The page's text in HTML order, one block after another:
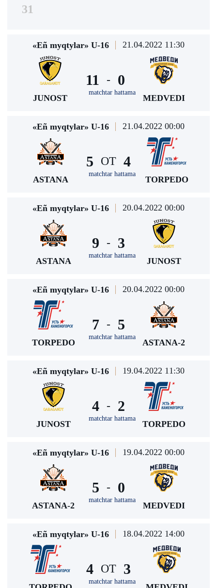
31
«Eñ myqtylar» U-16 21.04.2022 11:30
JUNOST
11 -
matchtar hattama
0
MEDVEDI
«Eñ myqtylar» U-16 21.04.2022 00:00
ASTANA
5 ОТ
matchtar hattama
4
TORPEDO
«Eñ myqtylar» U-16 20.04.2022 00:00
ASTANA
9 -
matchtar hattama
3
JUNOST
«Eñ myqtylar» U-16 20.04.2022 00:00
TORPEDO
7 -
matchtar hattama
5
ASTANA-2
«Eñ myqtylar» U-16 19.04.2022 11:30
JUNOST
4 -
matchtar hattama
2
TORPEDO
«Eñ myqtylar» U-16 19.04.2022 00:00
ASTANA-2
5 -
matchtar hattama
0
MEDVEDI
«Eñ myqtylar» U-16 18.04.2022 14:00
4 ОТ
matchtar hattama
3